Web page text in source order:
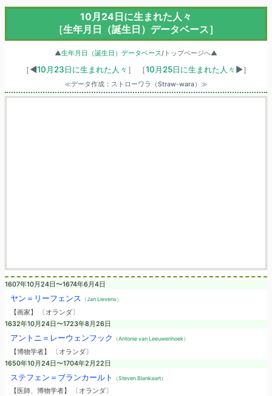
10月24日に生まれた人々
［生年月日（誕生日）データベース］
▲生年月日（誕生日）データベース/トップページへ▲
［◀10月23日に生まれた人々 ］ ［10月25日に生まれた人々 ▶］
≪データ作成：ストローワラ（Straw-wara）≫
1607年10月24日〜1674年6月4日
ヤン＝リーフェンス （Jan Lievens）
【画家】 〔オランダ〕
1632年10月24日〜1723年8月26日
アントニ＝レーウェンフック （Antonie van Leeuwenhoek）
【博物学者】 〔オランダ〕
1650年10月24日〜1704年2月22日
ステフェン＝ブランカールト （Steven Blankaart）
【医師、博物学者】 〔オランダ〕